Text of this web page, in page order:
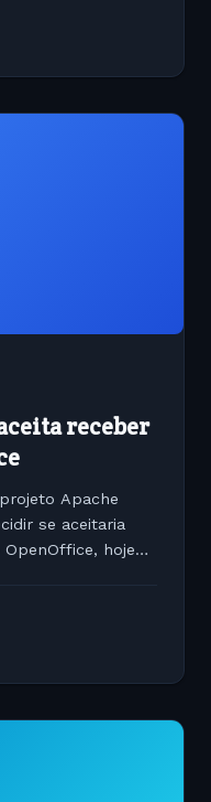
receber
Apache
se aceitaria
hoje